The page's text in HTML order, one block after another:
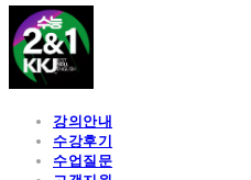
강의안내
수강후기
수업질문